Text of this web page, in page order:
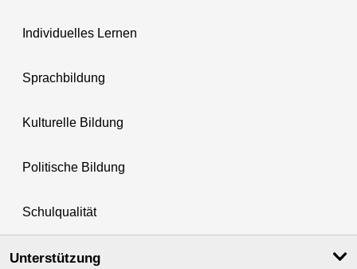
Individuelles Lernen
Sprachbildung
Kulturelle Bildung
Politische Bildung
Schulqualität
Unterstützung